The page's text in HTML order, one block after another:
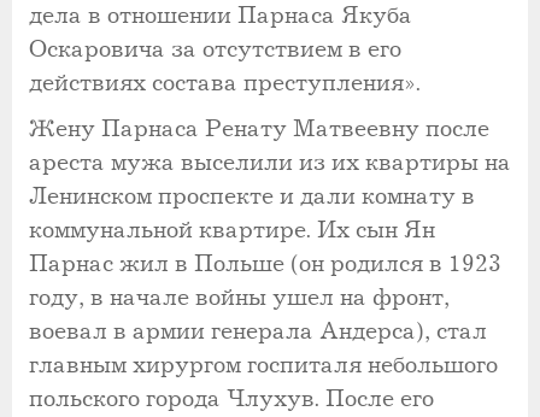
дела в отношении Парнаса Якуба
Оскаровича за отсутствием в его
действиях состава преступления».
Жену Парнаса Ренату Матвеевну после
ареста мужа выселили из их квартиры на
Ленинском проспекте и дали комнату в
коммунальной квартире. Их сын Ян
Парнас жил в Польше (он родился в 1923
году, в начале войны ушел на фронт,
воевал в армии генерала Андерса), стал
главным хирургом госпиталя небольшого
польского города Члухув. После его